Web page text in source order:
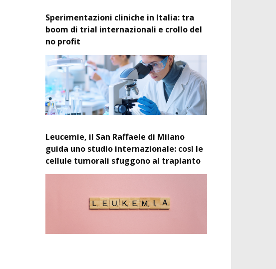
Sperimentazioni cliniche in Italia: tra
boom di trial internazionali e crollo del
no profit
Leucemie, il San Raffaele di Milano
guida uno studio internazionale: così le
cellule tumorali sfuggono al trapianto